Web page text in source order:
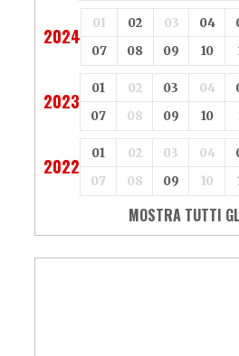
2024
01 02 03 04
07
08 09 10
2023
01 02 03 04
07
08 09 10
2022
01 02 03 04
07
08 09 10
MOSTRA TUTTI